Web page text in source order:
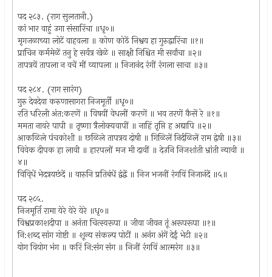
पद २८३. (राग सुलतानी.)
कां भार वाहुं उगा संसारिंचा ॥धृ०॥
मृगजळाच्या लोटें वाहवला ॥ कोण कोठें निश्वय हा गुरुद्वारिंचा ॥१॥
प्राचिन कर्ममेळें तनु हे सर्वत्र खेळे ॥ साक्षी निश्चित मी सर्वांचा ॥२॥
तापत्रयें तापला न वचें मीं व्यापला ॥ निजानंद रंगीं रंगला साचा ॥३॥
पद २८४. (राग सारंग)
गुरु देवदेवा करुणासागरा निजमूर्ती ॥धृ०॥
रति धरिली अंत:करणें ॥ विषयीं वेधलीं करणें ॥ भव तरणें कैसें रे ॥१॥
ममता नावरे पापी ॥ तृष्णा त्रैलोक्यवापीं ॥ नाहिं तृप्ति ह अद्यापि ॥२॥
आकळिले पंचकोशी ॥ छळिले तापत्रय दोषी ॥ गिळिलें निर्दळिलें राम द्वेषी ॥३॥
विवेक दीपक हा लावी ॥ हारपलों मज मी दावीं ॥ देउनि निजशांती भ्रांती न्यावी ॥
४॥
विवि्धें भेदत्रयछंदें ॥ वारुनि प्रतिबंधें द्वंद्वें ॥ निज भजनीं रंगविं निजानंदें ॥५॥
पद २८५.
निजमूर्ति रामा येरे येरे येरे ॥धृ०॥
विश्वप्रकाशदीपा ॥ अनंता चित्स्वरूपा ॥ जीवा जीवन तूं अरूपरूपा ॥१॥
नि:शब्द सांग गोष्टी ॥ शून्य संकल्प पोटीं ॥ अनंग अंगें देईं भेटी ॥२॥
योग वियोग भंग ॥ करिं नि:संग संग ॥ निजीं रंगविं आत्मरंग ॥३॥